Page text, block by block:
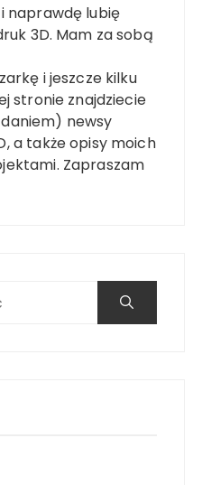
naprawdę lubię
3D. Mam za sobą
i jeszcze kilku
stronie znajdziecie
newsy
a także opisy moich
Zapraszam